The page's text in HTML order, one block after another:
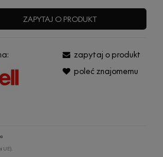
ZAPYTAJ O PRODUKT
zapytaj o produkt
poleć znajomemu
UE).